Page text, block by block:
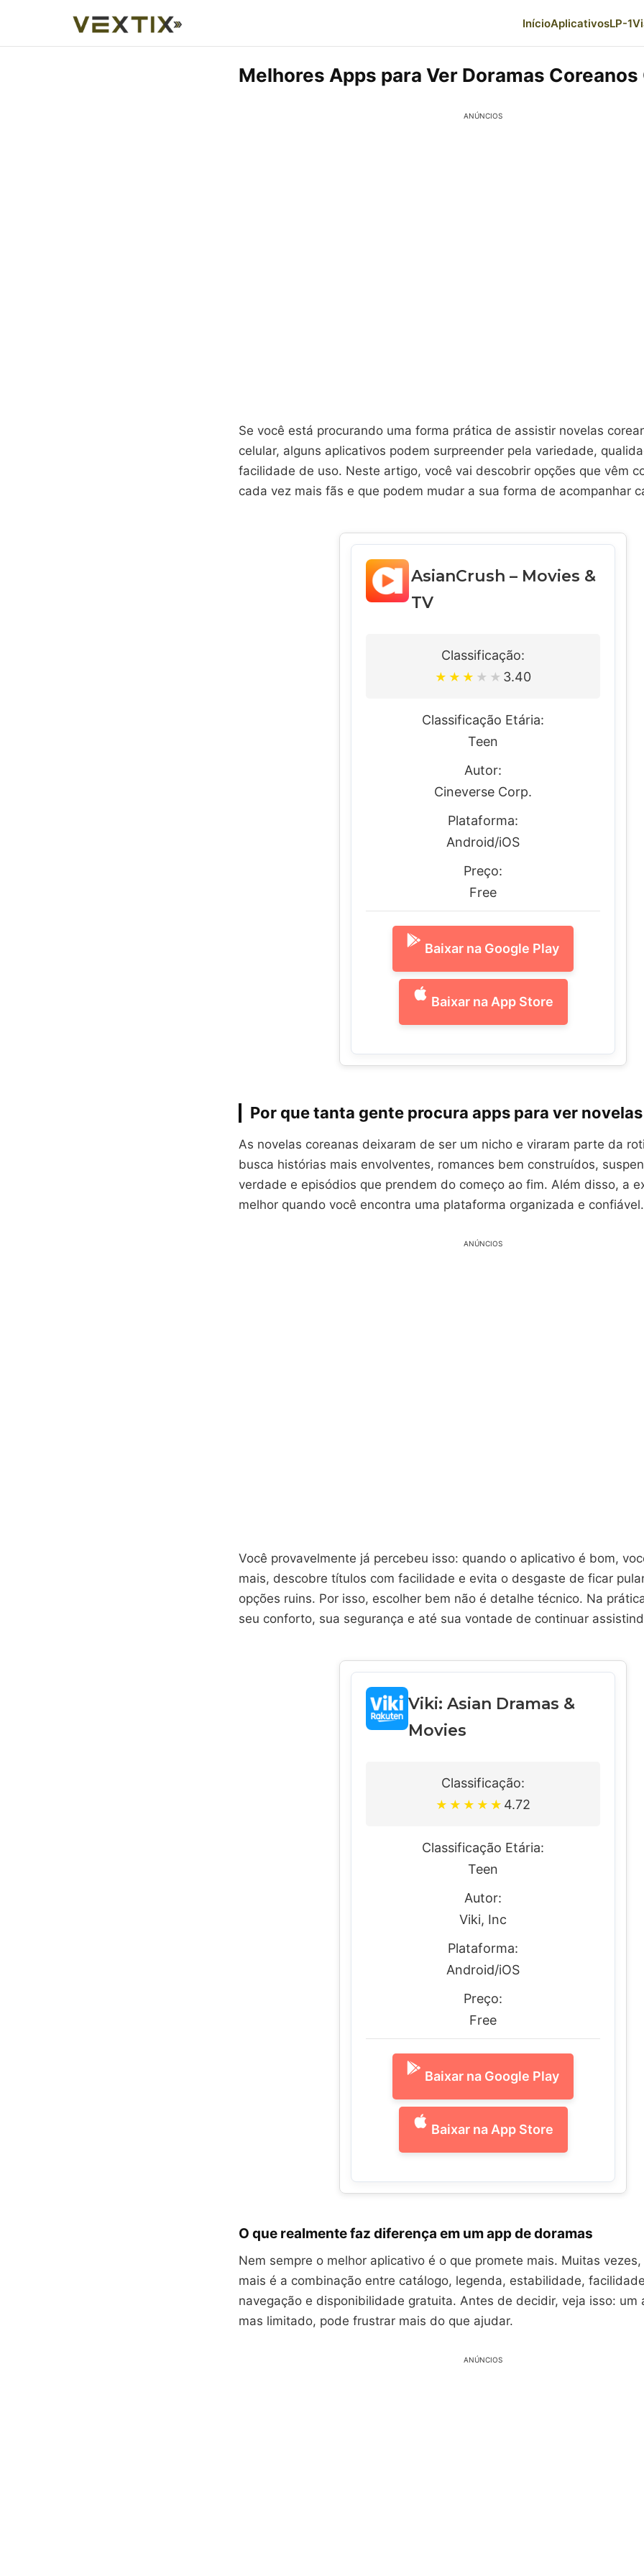
InícioAplicativosLP-1
Melhores Apps para Ver Doramas
ANÚNCIOS
Se você está procurando uma forma prática de assistir novelas
celular, alguns aplicativos podem surpreender pela variedade,
facilidade de uso. Neste artigo, você vai descobrir opções que vêm
cada vez mais fãs e que podem mudar a sua forma de acompanhar
AsianCrush – Movies &
TV
Classificação:
★ ★ ★ ★ ★ 3.40
Classificação Etária:
Teen
Autor:
Cineverse Corp.
Plataforma:
Android/iOS
Preço:
Free
Baixar na Google Play
Baixar na App Store
Por que tanta gente procura apps para ver
As novelas coreanas deixaram de ser um nicho e viraram parte da
busca histórias mais envolventes, romances bem construídos,
verdade e episódios que prendem do começo ao fim. Além disso, a
melhor quando você encontra uma plataforma organizada e confiável.
ANÚNCIOS
Você provavelmente já percebeu isso: quando o aplicativo é bom,
mais, descobre títulos com facilidade e evita o desgaste de ficar
opções ruins. Por isso, escolher bem não é detalhe técnico. Na
seu conforto, sua segurança e até sua vontade de continuar
Viki: Asian Dramas &
Movies
Classificação:
★ ★ ★ ★ ★ 4.72
Classificação Etária:
Teen
Autor:
Viki, Inc
Plataforma:
Android/iOS
Preço:
Free
Baixar na Google Play
Baixar na App Store
O que realmente faz diferença em um app de doramas
Nem sempre o melhor aplicativo é o que promete mais. Muitas
mais é a combinação entre catálogo, legenda, estabilidade,
navegação e disponibilidade gratuita. Antes de decidir, veja isso: um
mas limitado, pode frustrar mais do que ajudar.
ANÚNCIOS